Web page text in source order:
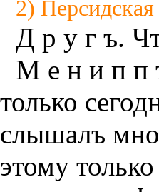
2)
Д р у г ъ.
М е н и п п
только
слышалъ
этому